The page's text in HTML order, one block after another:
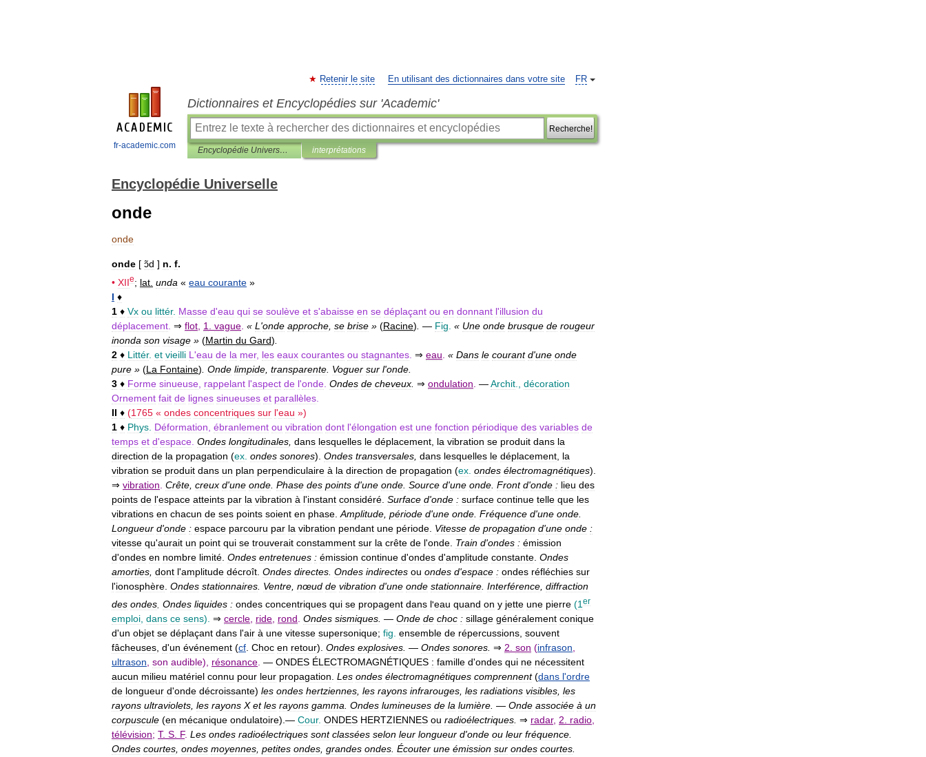
fr-academic.com
FR
Retenir le site En utilisant des dictionnaires dans votre site
Dictionnaires et Encyclopédies sur 'Academic'
Recherche!
Encyclopédie Universelle interprétations
Encyclopédie Universelle
onde
onde
onde [ ɔ̃d ] n. f.
• XIIe; lat unda « eau courante »
I ♦
1 ♦ Vx ou littér. Masse d'eau qui se soulève et s'abaisse en se déplaçant ou en donnant l'illusion du
déplacement ⇒ flot 1 vague « L 'onde approche se brise » (Racine) — Fig « Une onde brusque de rougeur
inonda son visage » (Martin du Gard)
2 ♦ Littér. et vieilli L 'eau de la mer, les eaux courantes ou stagnantes ⇒ eau « Dans le courant d'une onde
pure » (La Fontaine) Onde limpide transparente Voguer sur l'onde
3 ♦ Forme sinueuse rappelant l'aspect de l'onde Ondes de cheveux ⇒ ondulation —Archit
décoration
Ornement fait de lignes sinueuses et parallèles
II ♦ (1765 « ondes concentriques sur l'eau »)
1 ♦ Phys Déformation ébranlement ou vibration dont l'élongation est une fonction périodique des variables de
temps et d'espace Ondes longitudinales dans lesquelles le déplacement la vibration se produit dans la
direction de la propagation (ex ondes sonores). Ondes transversales dans lesquelles le déplacement la
vibration se produit dans un plan perpendiculaire à la direction de propagation (ex ondes électromagnétiques).
⇒ vibration Crête creux d'une onde Phase des points d'une onde Source d'une onde Front d'onde : lieu des
points de l'espace atteints par la vibration à l'instant considéré Surface d'onde : surface continue telle que les
vibrations en chacun de ses points soient en phase Amplitude période d'une onde Fréquence d'une onde
Longueur d'onde : espace parcouru par la vibration pendant une période Vitesse de propagation d'une onde :
vitesse qu'aurait un point qui se trouverait constamment sur la crête de l'onde Train d'ondes : émission
d'ondes en nombre limité Ondes entretenues : émission continue d'ondes d'amplitude constante Ondes
amorties dont l'amplitude décroît Ondes directes Ondes indirectes ou ondes d'espace : ondes réfléchies sur
l'ionosphère Ondes stationnaires Ventre nœud de vibration d'une onde stationnaire Interférence diffraction
des ondes Ondes liquides : ondes concentriques qui se propagent dans l'eau quand on y jette une pierre (1er
emploi, dans ce sens). ⇒ cercle, ride, rond. Ondes sismiques. — Onde de choc : sillage généralement conique
d'un objet se déplaçant dans l'air à une vitesse supersonique; fig. ensemble de répercussions, souvent
fâcheuses, d'un événement (cf. Choc en retour). Ondes explosives. — Ondes sonores. ⇒ 2. son (infrason,
ultrason, son audible), résonance. — ONDES ÉLECTROMAGNÉTIQUES : famille d'ondes qui ne nécessitent
aucun milieu matériel connu pour leur propagation. Les ondes électromagnétiques comprennent (dans l'ordre
de longueur d'onde décroissante) les ondes hertziennes, les rayons infrarouges, les radiations visibles, les
rayons ultraviolets, les rayons X et les rayons gamma. Ondes lumineuses de la lumière. — Onde associée à un
corpuscule (en mécanique ondulatoire).— Cour. ONDES HERTZIENNES ou radioélectriques. ⇒ radar, 2. radio,
télévision; T. S. F. Les ondes radioélectriques sont classées selon leur longueur d'onde ou leur fréquence.
Ondes courtes, ondes moyennes, petites ondes, grandes ondes. Écouter une émission sur ondes courtes.